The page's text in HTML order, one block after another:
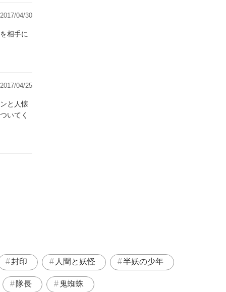
2017/04/30
相手に
2017/04/25
と人懐
いてく
封印 人間と妖怪 半妖の少年
隊長 鬼蜘蛛